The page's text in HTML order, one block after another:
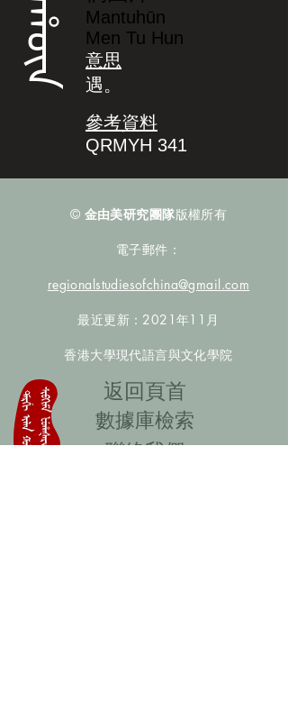
Mantuhūn
Men Tu Hun
意思
遇。
參考資料
QRMYH 341
© 金由美研究團隊版權所有
電子郵件：
regionalstudiesofchina@gmail.com
最近更新：2021年11月
香港大學現代語言與文化學院
​返回頁首
數據庫檢索
聯絡我們